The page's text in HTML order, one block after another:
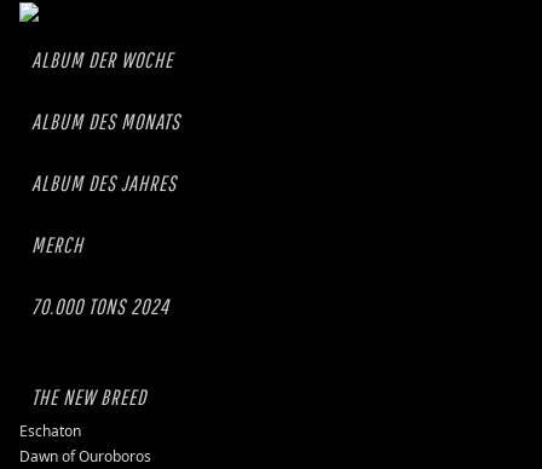
ALBUM DER WOCHE
ALBUM DES MONATS
ALBUM DES JAHRES
MERCH
70.000 TONS 2024
THE NEW BREED
Eschaton
Dawn of Ouroboros